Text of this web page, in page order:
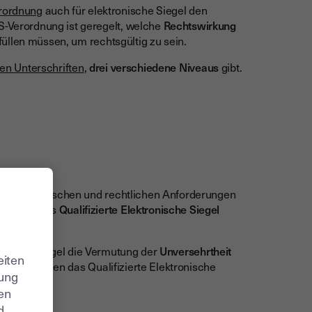
auch für elektronische Siegel den
Verordnung ist geregelt, welche Rechtswirkung
müssen, um rechtsgültig zu sein.
Unterschriften,drei verschiedene Niveausgibt.
technischen und rechtlichen Anforderungen
weist das Qualifizierte Elektronische Siegel
Siegel die Vermutung derUnversehrtheit
mit denen das Qualifizierte Elektronische